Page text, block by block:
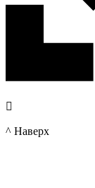

^ Наверх